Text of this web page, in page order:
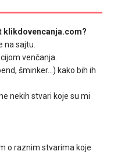
klikdovencanja.com?
na sajtu.
venčanja.
šminker...) kako bih ih
nekih stvari koje su mi
o raznim stvarima koje